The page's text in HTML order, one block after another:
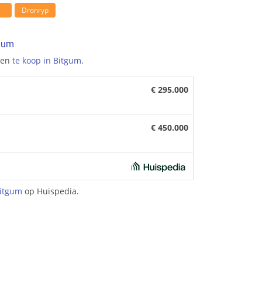
Dronryp
te koop in Bitgum.
€ 295.000
€ 450.000
op Huispedia.